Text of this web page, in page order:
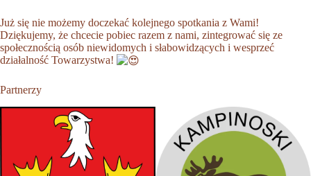
Już się nie możemy doczekać kolejnego spotkania z Wami!
Dziękujemy, że chcecie pobiec razem z nami, zintegrować się ze
społecznością osób niewidomych i słabowidzących i wesprzeć
działalność Towarzystwa!
Partnerzy